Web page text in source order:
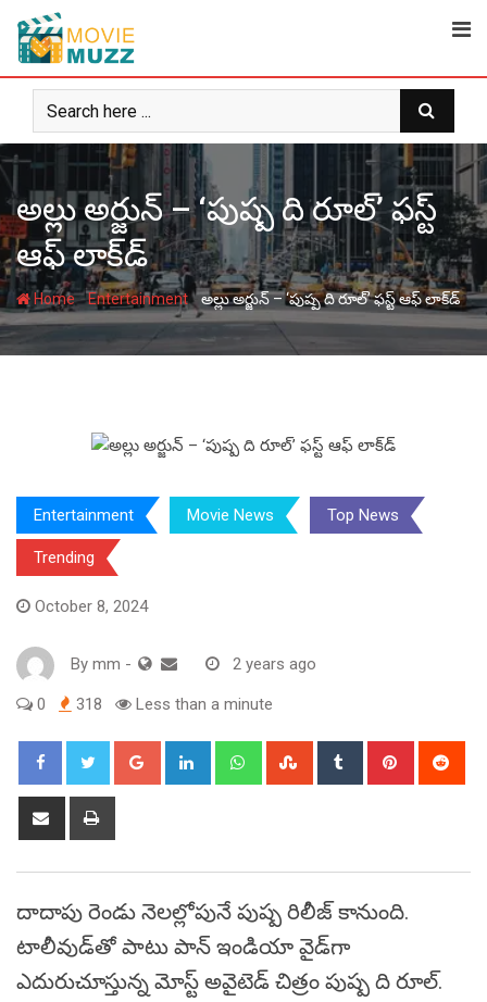
content
అల్లు అర్జున్ – ‘పుష్ప ది రూల్’ ఫస్ట్
ఆఫ్ లాక్‌డ్
Home-Entertainment-అల్లు అర్జున్ – ‘పుష్ప ది రూల్’ ఫస్ట్ ఆఫ్ లాక్‌డ్
Entertainment Movie News Top News
Trending
October 8, 2024
By mm - 2 years ago
0 318 Less than a minute
Google+ LinkedIn WhatsappStumbleUpon
Tumblr Pinterest
Share
దాదాపు రెండు నెలల్లోపునే పుష్ప రిలీజ్ కానుంది.
టాలీవుడ్‌తో పాటు పాన్ ఇండియా వైడ్‌గా
ఎదురుచూస్తున్న మోస్ట్ అవైటెడ్ చిత్రం పుష్ప ది రూల్.